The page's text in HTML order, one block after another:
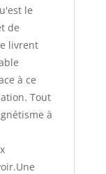
le
de
livrent
à ce
Tout
à